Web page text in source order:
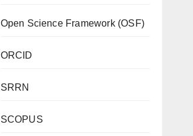
Open Science Framework (OSF)
ORCID
SRRN
SCOPUS